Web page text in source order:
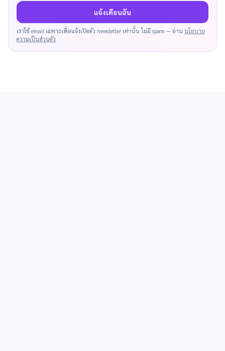
แจ้งเตือนฉัน
เราใช้ email เฉพาะเพื่อแจ้งเปิดตัว newsletter เท่านั้น ไม่มี spam — อ่าน นโยบาย
ความเป็นส่วนตัว